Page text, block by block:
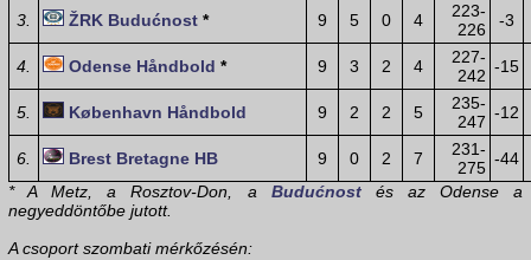
3. ŽRK Budućnost * 9 5 0 4
223-
226
-3
4. Odense Håndbold * 9 3 2 4
227-
242 -15
5. København Håndbold 9 2 2 5
235-
247 -12
6. Brest Bretagne HB 9 0 2 7
231-
275 -44
* A Metz, a Rosztov-Don, a Budućnostés az Odense a
negyeddöntőbe jutott.
A csoport szombati mérkőzésén: